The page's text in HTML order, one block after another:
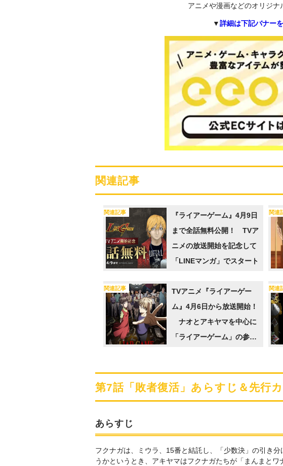
アニメや漫画などのオリジナ
▼詳細は下記バナー
関連記事
関連記事
『ライアーゲーム』4月9日
まで全話無料公開！ TVア
ニメの放送開始を記念して
「LINEマンガ」でスタート
関連
関連記事
TVアニメ『ライアーゲー
ム』4月6日から放送開始！
ナオとアキヤマを中心に
「ライアーゲーム」の参加
関連
第7話「敗者復活」あらすじ＆先行
あらすじ
フクナガは、ミウラ、15番と結託し、「少数決」の引き
うかというとき、アキヤマはフクナガたちが「まんまと